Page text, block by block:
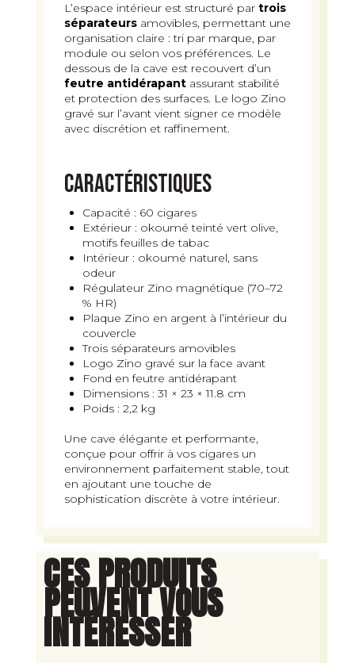
L’espace intérieur est structuré par trois
séparateursamovibles, permettant une
organisation claire : tri par marque, par
module ou selon vos préférences. Le
dessous de la cave est recouvert d’un
feutre antidérapantassurant stabilité
et protection des surfaces. Le logo Zino
gravé sur l’avant vient signer ce modèle
avec discrétion et raffinement.
Caractéristiques
Capacité : 60 cigares
Extérieur : okoumé teinté vert olive,
motifs feuilles de tabac
Intérieur : okoumé naturel, sans
odeur
Régulateur Zino magnétique (70–72
% HR)
Plaque Zino en argent à l’intérieur du
couvercle
Trois séparateurs amovibles
Logo Zino gravé sur la face avant
Fond en feutre antidérapant
Dimensions : 31 × 23 × 11.8 cm
Poids : 2,2 kg
Une cave élégante et performante,
conçue pour offrir à vos cigares un
environnement parfaitement stable, tout
en ajoutant une touche de
sophistication discrète à votre intérieur.
CES PRODUITS
PEUVENT VOUS
INTÉRESSER